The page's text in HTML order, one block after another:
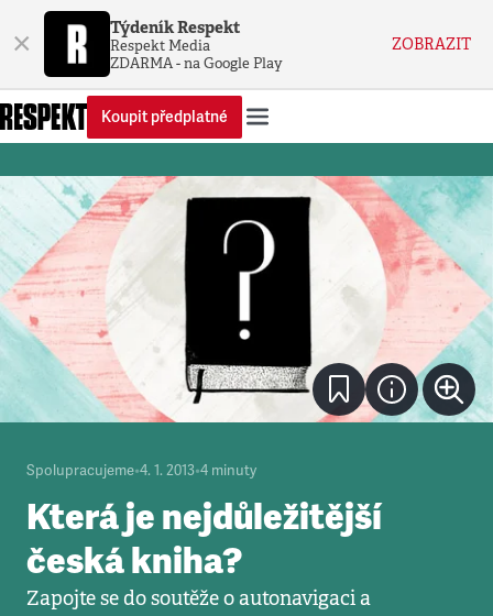
× Týdeník Respekt
Respekt Media
ZDARMA - na Google Play
ZOBRAZIT
Koupit předplatné
Spolupracujeme•4. 1. 2013•4 minuty
Která je nejdůležitější
česká kniha?
Zapojte se do soutěže o autonavigaci a